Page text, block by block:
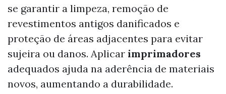
se garantir a limpeza, remoção de
revestimentos antigos danificados e
proteção de áreas adjacentes para evitar
sujeira ou danos. Aplicar imprimadores
adequados ajuda na aderência de materiais
novos, aumentando a durabilidade.